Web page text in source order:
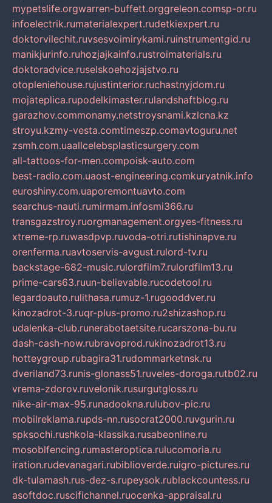
mypetslife.orgwarren-buffett.orggreleon.comsp-or.ru
infoelectrik.rumaterialexpert.rudetkiexpert.ru
doktorvilechit.ruvsesvoimirykami.ruinstrumentgid.ru
manikjurinfo.ruhozjajkainfo.rustroimaterials.ru
doktoradvice.ruselskoehozjajstvo.ru
otopleniehouse.rujustinterior.ruchastnyjdom.ru
mojateplica.rupodelkimaster.rulandshaftblog.ru
garazhov.commonamy.netstroysnami.kzlcna.kz
stroyu.kzmy-vesta.comtimeszp.comavtoguru.net
zsmh.com.uaallcelebsplasticsurgery.com
all-tattoos-for-men.compoisk-auto.com
best-radio.com.uaost-engineering.comkuryatnik.info
euroshiny.com.uaporemontuavto.com
searchus-nauti.rumirmam.infosmi366.ru
transgazstroy.ruorgmanagement.orgyes-fitness.ru
xtreme-rp.ruwasdpvp.ruvoda-otri.rutishinapve.ru
orenferma.ruavtoservis-avgust.rulord-tv.ru
backstage-682-music.rulordfilm7.rulordfilm13.ru
prime-cars63.ruun-believable.rucodetool.ru
legardoauto.rulithasa.rumuz-1.rugooddver.ru
kinozadrot-3.ruqr-plus-promo.ru2shizashop.ru
udalenka-club.runerabotaetsite.rucarszona-bu.ru
dash-cash-now.rubravoprod.rukinozadrot13.ru
hotteygroup.rubagira31.rudommarketnsk.ru
dveriland73.runis-glonass51.ruveles-doroga.rutb02.ru
vrema-zdorov.ruvelonik.rusurgutgloss.ru
nike-air-max-95.runadookna.rulubov-pic.ru
mobilreklama.rupds-nn.rusocrat2000.ruvgurin.ru
spksochi.rushkola-klassika.rusabeonline.ru
mosoblfencing.rumasteroptica.rulucomoria.ru
iration.rudevanagari.rubiblioverde.ruigro-pictures.ru
dk-tulamash.rus-dez-s.rupeysok.rublackcountess.ru
asoftdoc.ruscifichannel.ruocenka-appraisal.ru